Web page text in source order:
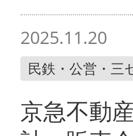
2025.11.20
民鉄・公営・三
京急不動